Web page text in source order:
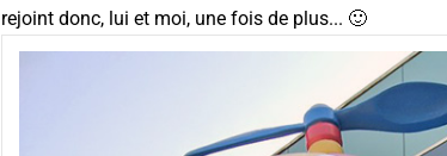
rejoint donc, lui et moi, une fois de plus... 🙂